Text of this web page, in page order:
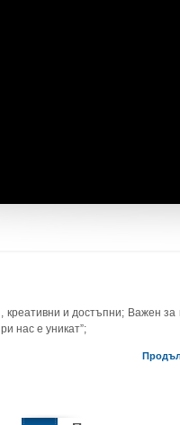
креативни и достъпни; Важен за
нас е уникат”;